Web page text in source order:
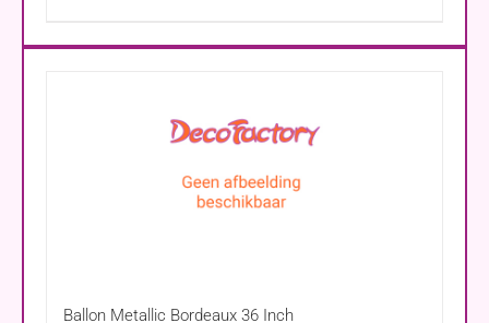
Ballon Metallic Bordeaux 36 Inch